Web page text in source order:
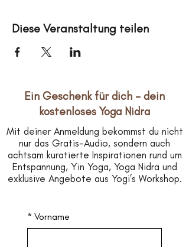
Diese Veranstaltung teilen
Ein Geschenk für dich – dein
kostenloses Yoga Nidra
Mit deiner Anmeldung bekommst du nicht
nur das Gratis-Audio, sondern auch
achtsam kuratierte Inspirationen rund um
Entspannung, Yin Yoga, Yoga Nidra und
exklusive Angebote aus Yogi’s Workshop.
* Vorname